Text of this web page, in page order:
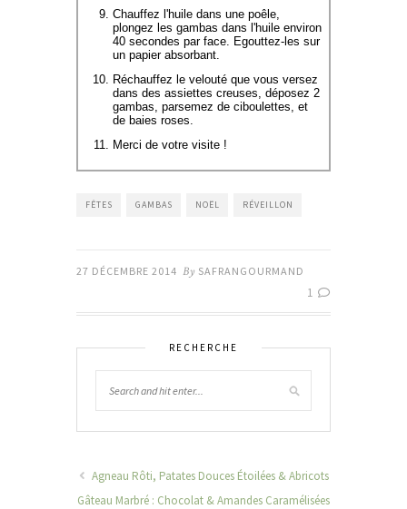
Chauffez l'huile dans une poêle,
plongez les gambas dans l'huile environ
40 secondes par face. Egouttez-les sur
un papier absorbant.
Réchauffez le velouté que vous versez
dans des assiettes creuses, déposez 2
gambas, parsemez de ciboulettes, et
de baies roses.
Merci de votre visite !
FÊTES GAMBAS NOËL RÉVEILLON
27 DÉCEMBRE 2014 By SAFRANGOURMAND
1
RECHERCHE
Agneau Rôti, Patates Douces Étoilées & Abricots
Gâteau Marbré : Chocolat & Amandes Caramélisées